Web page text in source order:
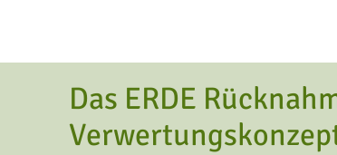
Das ERDE